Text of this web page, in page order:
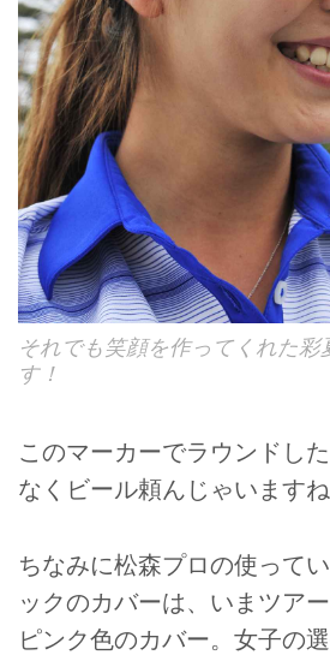
それでも笑顔を作ってくれた彩
す！
このマーカーでラウンドし
なくビール頼んじゃいます
ちなみに松森プロの使って
ックのカバーは、いまツア
ピンク色のカバー。女子の